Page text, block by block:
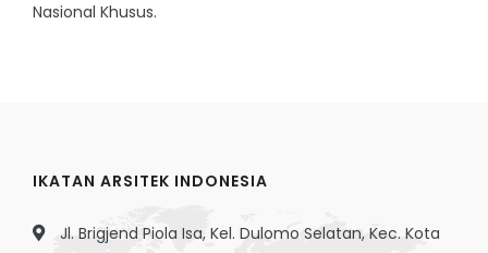
Nasional Khusus.
IKATAN ARSITEK INDONESIA
Jl. Brigjend Piola Isa, Kel. Dulomo Selatan, Kec. Kota